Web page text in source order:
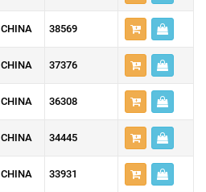
CHINA 38569
CHINA 37376
CHINA 36308
CHINA 34445
CHINA 33931